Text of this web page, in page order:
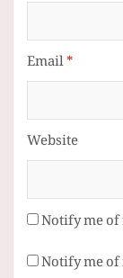
Email*
Website
Notify me
Notify me of